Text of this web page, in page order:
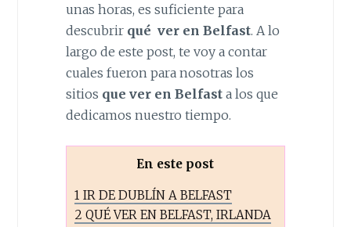
unas horas, es suficiente para
descubrir qué ver en Belfast. A lo
largo de este post, te voy a contar
cuales fueron para nosotras los
sitios que ver en Belfasta los que
dedicamos nuestro tiempo.
En este post
1 IR DE DUBLÍN A BELFAST
2 QUÉ VER EN BELFAST, IRLANDA